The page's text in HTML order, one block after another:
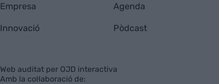
Empresa
Innovació
Agenda
Pòdcast
Web auditat per OJD interactiva
Amb la col·laboració de: